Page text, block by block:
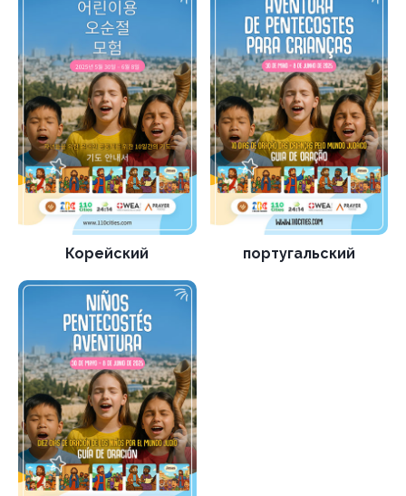
Корейский португальский